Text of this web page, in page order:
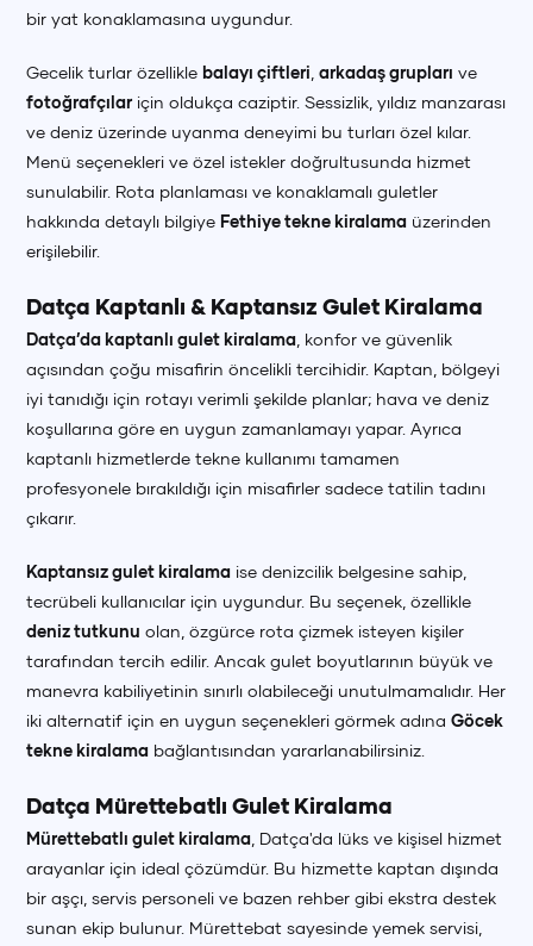
bir yat konaklamasına uygundur.
Gecelik turlar özellikle balayı çiftleri ,arkadaş grupları ve
fotoğrafçılar için oldukça caziptir. Sessizlik, yıldız manzarası
ve deniz üzerinde uyanma deneyimi bu turları özel kılar.
Menü seçenekleri ve özel istekler doğrultusunda hizmet
sunulabilir. Rota planlaması ve konaklamalı guletler
hakkında detaylı bilgiye Fethiye tekne kiralama üzerinden
erişilebilir.
Datça Kaptanlı & Kaptansız Gulet Kiralama
Datça’da kaptanlı gulet kiralama , konfor ve güvenlik
açısından çoğu misafirin öncelikli tercihidir. Kaptan, bölgeyi
iyi tanıdığı için rotayı verimli şekilde planlar; hava ve deniz
koşullarına göre en uygun zamanlamayı yapar. Ayrıca
kaptanlı hizmetlerde tekne kullanımı tamamen
profesyonele bırakıldığı için misafirler sadece tatilin tadını
çıkarır.
Kaptansız gulet kiralama ise denizcilik belgesine sahip,
tecrübeli kullanıcılar için uygundur. Bu seçenek, özellikle
deniz tutkunu olan, özgürce rota çizmek isteyen kişiler
tarafından tercih edilir. Ancak gulet boyutlarının büyük ve
manevra kabiliyetinin sınırlı olabileceği unutulmamalıdır. Her
iki alternatif için en uygun seçenekleri görmek adınaGöcek
tekne kiralama bağlantısından yararlanabilirsiniz.
Datça Mürettebatlı Gulet Kiralama
Mürettebatlı gulet kiralama , Datça'da lüks ve kişisel hizmet
arayanlar için ideal çözümdür. Bu hizmette kaptan dışında
bir aşçı, servis personeli ve bazen rehber gibi ekstra destek
sunan ekip bulunur. Mürettebat sayesinde yemek servisi,